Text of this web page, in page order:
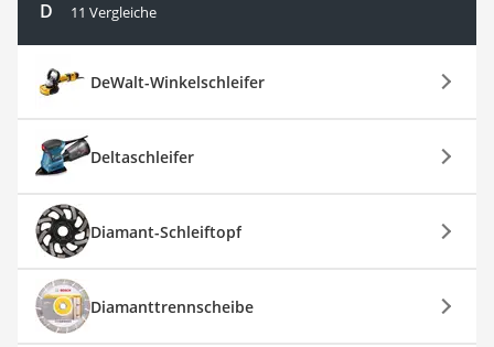
D 11 Vergleiche
DeWalt-Winkelschleifer
Deltaschleifer
Diamant-Schleiftopf
Diamanttrennscheibe